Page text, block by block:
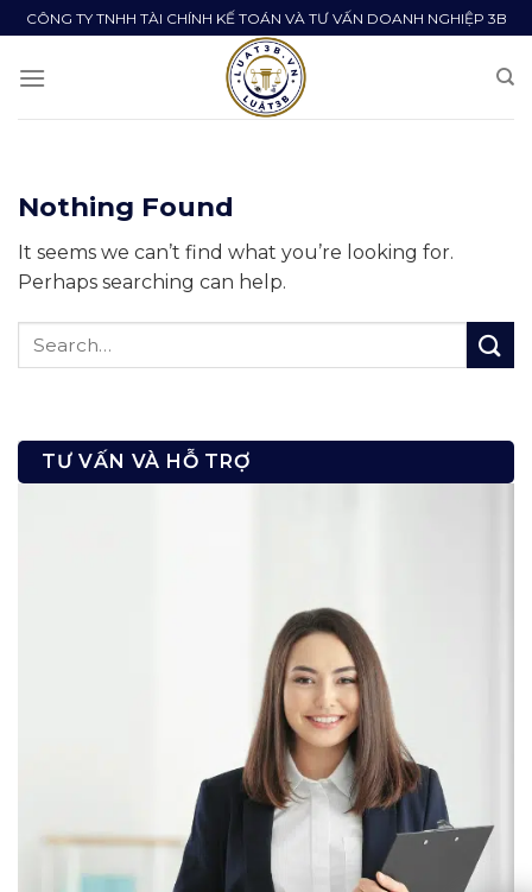
Skip
to
content
CÔNG TY TNHH TÀI CHÍNH KẾ TOÁN VÀ TƯ VẤN DOANH NGHIỆP 3B
Nothing Found
It seems we can’t find what you’re looking for.
Perhaps searching can help.
TƯ VẤN VÀ HỖ TRỢ